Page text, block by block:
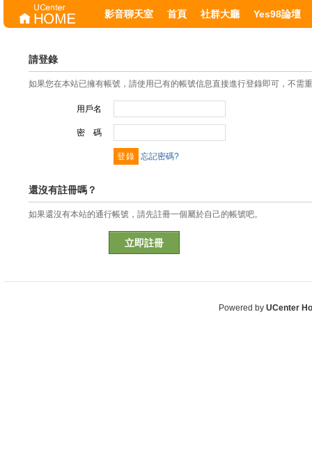
影音聊天室 首頁 社群大廳 Yes98論壇
請登錄
如果您在本站已擁有帳號，請使用已有的帳號信息直接進行登錄即可，不需
用戶名
密 碼
忘記密碼?
還沒有註冊嗎？
如果還沒有本站的通行帳號，請先註冊一個屬於自己的帳號吧。
立即註冊
Powered by UCenter